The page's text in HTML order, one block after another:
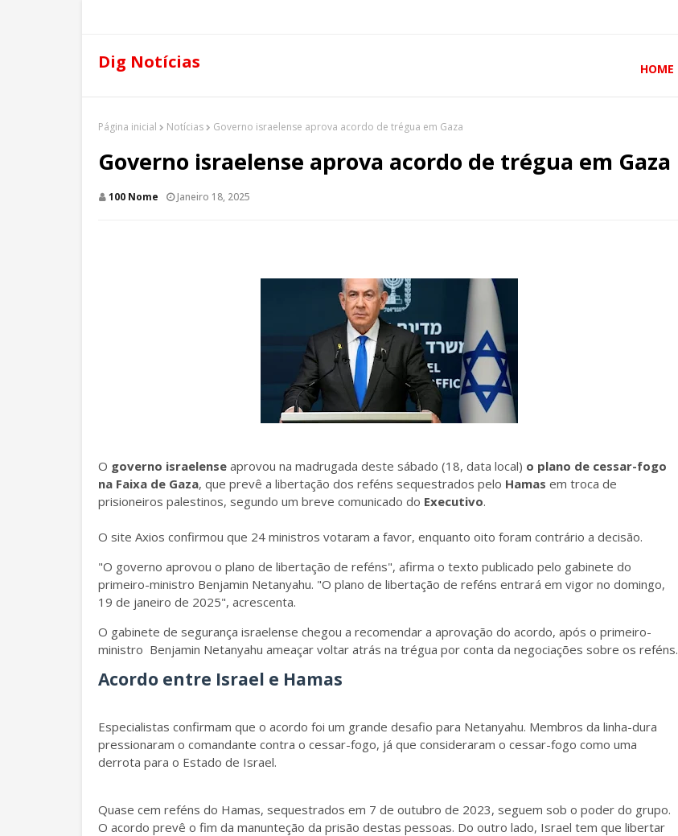
Dig Notícias HOME
Página inicial Notícias Governo israelense aprova acordo de trégua em Gaza
Governo israelense aprova acordo de trégua em Gaza
100 Nome Janeiro 18, 2025
O governo israelense aprovou na madrugada deste sábado (18, data local) o plano de cessar-fogo
na Faixa de Gaza, que prevê a libertação dos reféns sequestrados pelo Hamas em troca de
prisioneiros palestinos, segundo um breve comunicado do Executivo.
O site Axios confirmou que 24 ministros votaram a favor, enquanto oito foram contrário a decisão.
"O governo aprovou o plano de libertação de reféns", afirma o texto publicado pelo gabinete do
primeiro-ministro Benjamin Netanyahu. "O plano de libertação de reféns entrará em vigor no domingo,
19 de janeiro de 2025", acrescenta.
O gabinete de segurança israelense chegou a recomendar a aprovação do acordo, após o primeiro-
ministro Benjamin Netanyahu ameaçar voltar atrás na trégua por conta da negociações sobre os reféns.
Acordo entre Israel e Hamas
Especialistas confirmam que o acordo foi um grande desafio para Netanyahu. Membros da linha-dura
pressionaram o comandante contra o cessar-fogo, já que consideraram o cessar-fogo como uma
derrota para o Estado de Israel.
Quase cem reféns do Hamas, sequestrados em 7 de outubro de 2023, seguem sob o poder do grupo.
O acordo prevê o fim da manunteção da prisão destas pessoas. Do outro lado, Israel tem que libertar